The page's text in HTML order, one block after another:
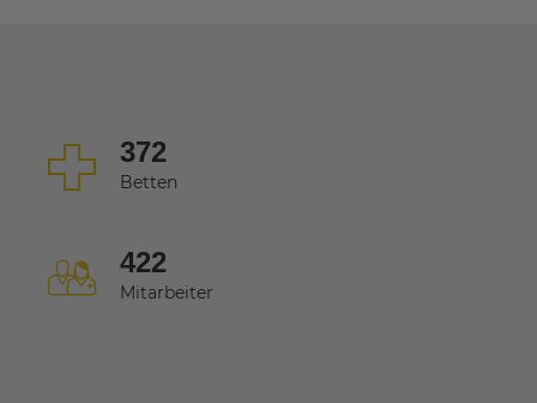
Betten
372
Mitarbeiter
422